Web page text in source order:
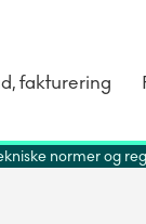
fakturering
normer og